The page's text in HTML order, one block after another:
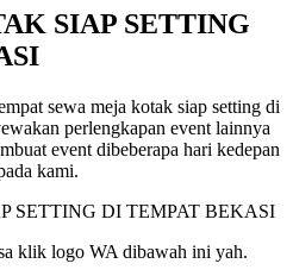
SIAP SETTING
sewa meja kotak siap setting di
perlengkapan event lainnya
event dibeberapa hari kedepan
kami.
klik logo WA dibawah ini yah.